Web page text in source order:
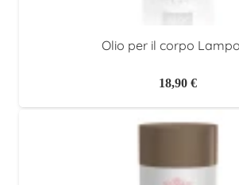
Olio per il corpo
18,90 €